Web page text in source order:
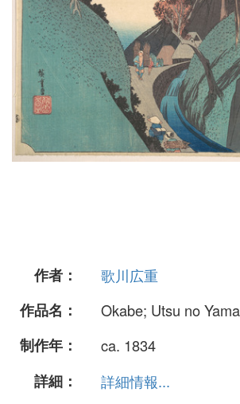
作者：
歌川広重
作品名：
Okabe; Utsu no Yama
制作年：
ca. 1834
詳細：
詳細情報...